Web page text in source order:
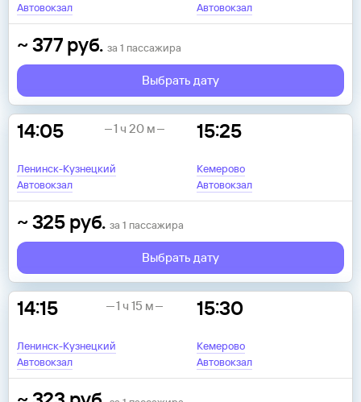
Автовокзал
Автовокзал
~377 руб. за 1 пассажира
Выбрать дату
14:05
Ленинск-Кузнецкий
Автовокзал
15:25
Кемерово
Автовокзал
1 ч 20 м
~325 руб. за 1 пассажира
Выбрать дату
14:15
Ленинск-Кузнецкий
Автовокзал
15:30
Кемерово
Автовокзал
1 ч 15 м